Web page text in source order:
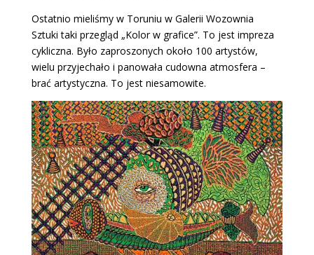
Ostatnio mieliśmy w Toruniu w Galerii Wozownia
Sztuki taki przegląd „Kolor w grafice”. To jest impreza
cykliczna. Było zaproszonych około 100 artystów,
wielu przyjechało i panowała cudowna atmosfera –
brać artystyczna. To jest niesamowite.